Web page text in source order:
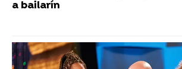
a bailarín